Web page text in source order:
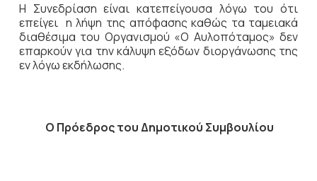
Η Συνεδρίαση είναι κατεπείγουσα λόγω του ότι
επείγει η λήψη της απόφασης καθώς τα ταμειακά
διαθέσιμα του Οργανισμού «Ο Αυλοπόταμος» δεν
επαρκούν για την κάλυψη εξόδων διοργάνωσης της
εν λόγω εκδήλωσης.
Ο Πρόεδρος του Δημοτικού Συμβουλίου